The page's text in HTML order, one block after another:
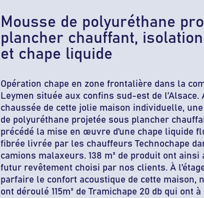
Mousse de polyuréthane
plancher chauffant,
et chape liquide
Opération chape en zone frontalière dans la
Leymen située aux confins sud-est de l’Alsace.
chaussée de cette jolie maison individuelle,
de polyuréthane projetée sous plancher
précédé la mise en œuvre d’une chape liquide
fibrée livrée par les chauffeurs Technochape
camions malaxeurs. 138 m² de produit ont ainsi
futur revêtement choisi par nos clients. À
parfaire le confort acoustique de cette maison,
ont déroulé 115m² de Tramichape 20 db qui ont